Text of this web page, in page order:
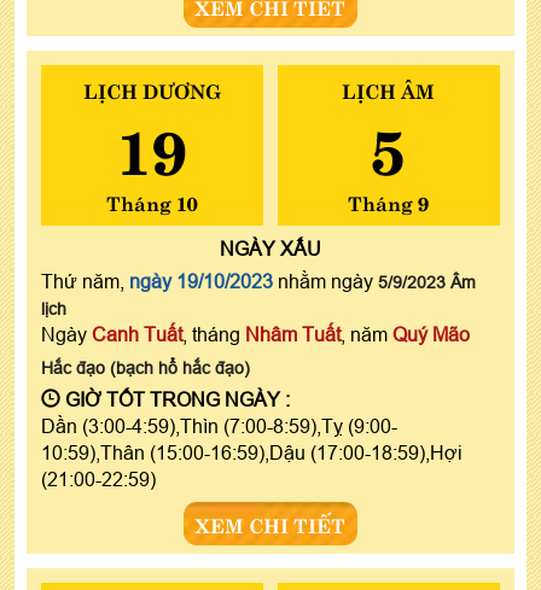
XEM CHI TIẾT
LỊCH DƯƠNG
19
Tháng 10
LỊCH ÂM
5
Tháng 9
NGÀYXẤU
Thứ năm, ngày 19/10/2023 nhằm ngày 5/9/2023 Âm
lịch
Ngày Canh Tuất, tháng Nhâm Tuất, năm Quý Mão
Hắc đạo (bạch hổ hắc đạo)
GIỜ TỐT TRONG NGÀY :
Dần (3:00-4:59),Thìn (7:00-8:59),Tỵ (9:00-
10:59),Thân (15:00-16:59),Dậu (17:00-18:59),Hợi
(21:00-22:59)
XEM CHI TIẾT